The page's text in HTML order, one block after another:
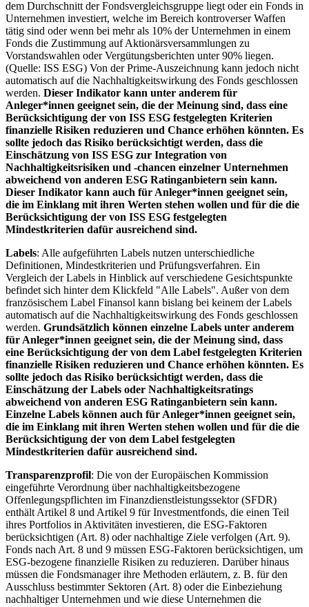
dem Durchschnitt der Fondsvergleichsgruppe liegt oder ein Fonds in
Unternehmen investiert, welche im Bereich kontroverser Waffen
tätig sind oder wenn bei mehr als 10% der Unternehmen in einem
Fonds die Zustimmung auf Aktionärsversammlungen zu
Vorstandswahlen oder Vergütungsberichten unter 90% liegen.
(Quelle: ISS ESG) Von der Prime-Auszeichnung kann jedoch nicht
automatisch auf die Nachhaltigkeitswirkung des Fonds geschlossen
werden. Dieser Indikator kann unter anderem für
Anleger*innen geeignet sein, die der Meinung sind, dass eine
Berücksichtigung der von ISS ESG festgelegten Kriterien
finanzielle Risiken reduzieren und Chance erhöhen könnten. Es
sollte jedoch das Risiko berücksichtigt werden, dass die
Einschätzung von ISS ESG zur Integration von
Nachhaltigkeitsrisiken und -chancen einzelner Unternehmen
abweichend von anderen ESG Ratinganbietern sein kann.
Dieser Indikator kann auch für Anleger*innen geeignet sein,
die im Einklang mit ihren Werten stehen wollen und für die die
Berücksichtigung der von ISS ESG festgelegten
Mindestkriterien dafür ausreichend sind.
Labels: Alle aufgeführten Labels nutzen unterschiedliche
Definitionen, Mindestkriterien und Prüfungsverfahren. Ein
Vergleich der Labels in Hinblick auf verschiedene Gesichtspunkte
befindet sich hinter dem Klickfeld "Alle Labels". Außer von dem
französischem Label Finansol kann bislang bei keinem der Labels
automatisch auf die Nachhaltigkeitswirkung des Fonds geschlossen
werden. Grundsätzlich können einzelne Labels unter anderem
für Anleger*innen geeignet sein, die der Meinung sind, dass
eine Berücksichtigung der von dem Label festgelegten Kriterien
finanzielle Risiken reduzieren und Chance erhöhen könnten. Es
sollte jedoch das Risiko berücksichtigt werden, dass die
Einschätzung der Labels oder Nachhaltigkeitsratings
abweichend von anderen ESG Ratinganbietern sein kann.
Einzelne Labels können auch für Anleger*innen geeignet sein,
die im Einklang mit ihren Werten stehen wollen und für die die
Berücksichtigung der von dem Label festgelegten
Mindestkriterien dafür ausreichend sind.
Transparenzprofil: Die von der Europäischen Kommission
eingeführte Verordnung über nachhaltigkeitsbezogene
Offenlegungspflichten im Finanzdienstleistungssektor (SFDR)
enthält Artikel 8 und Artikel 9 für Investmentfonds, die einen Teil
ihres Portfolios in Aktivitäten investieren, die ESG-Faktoren
berücksichtigen (Art. 8) oder nachhaltige Ziele verfolgen (Art. 9).
Fonds nach Art. 8 und 9 müssen ESG-Faktoren berücksichtigen, um
ESG-bezogene finanzielle Risiken zu reduzieren. Darüber hinaus
müssen die Fondsmanager ihre Methoden erläutern, z. B. für den
Ausschluss bestimmter Sektoren (Art. 8) oder die Einbeziehung
nachhaltiger Unternehmen und wie diese Unternehmen die